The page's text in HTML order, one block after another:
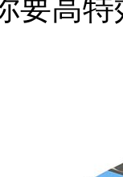
要高